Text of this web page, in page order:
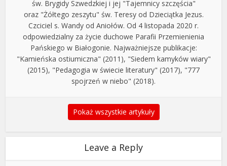
św. Brygidy Szwedzkiej i jej "Tajemnicy szczęścia"
oraz "Żółtego zeszytu" św. Teresy od Dzieciątka Jezus.
Czciciel s. Wandy od Aniołów. Od 4 listopada 2020 r.
odpowiedzialny za życie duchowe Parafii Przemienienia
Pańskiego w Białogonie. Najważniejsze publikacje:
"Kamieńska ostiumiczna" (2011), "Siedem kamyków wiary"
(2015), "Pedagogia w świecie literatury" (2017), "777
spojrzeń w niebo" (2018).
Pokaż wszystkie artykuły
Leave a Reply